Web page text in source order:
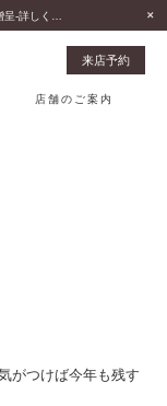
来店予約
店舗のご案内
がつけば今年も残す